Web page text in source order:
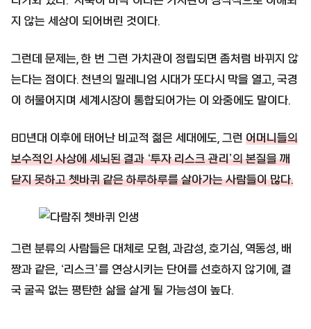
지 않는 세상이 되어버린 것이다.
그런데 문제는, 한 번 그런 가치관이 정립되면 좀처럼 바뀌지 않
는다는 점이다. 천년의 밀레니엄 시대가 또다시 막을 열고, 국경
이 허물어지며 세계시장이 통합되어가는 이 와중에도 말이다.
80년대 이후에 태어난 비교적 젊은 세대에도, 그런 어머니들의
보수적인 사상에 세뇌된 결과 ‘투자 리스크 관리’의 본질을 깨
닫지 못하고 쳇바퀴 같은 하루하루를 살아가는 사람들이 많다.
그런 분류의 사람들은 대체로 모험, 과감성, 호기심, 역동성, 배
짱과 같은, ‘리스크’를 연상시키는 단어를 선호하지 않기에, 결
국 굴곡 없는 평탄한 삶을 살게 될 가능성이 높다.